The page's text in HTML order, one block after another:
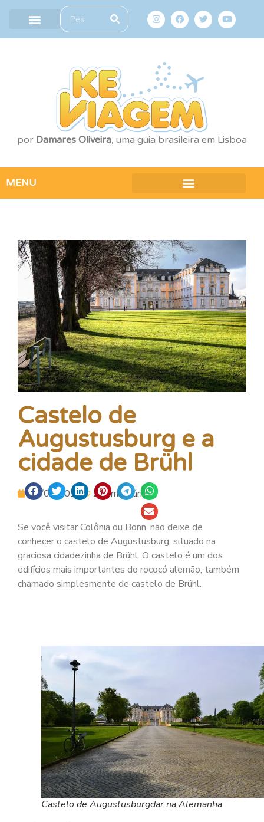
por Damares Oliveira, uma guia brasileira em Lisboa
MENU
Castelo de
Augustusburg e a
cidade de Brühl
17/05/2014 2 comentários.
Se você visitar Colônia ou Bonn, não deixe de
conhecer o castelo de Augustusburg, situado na
graciosa cidadezinha de Brühl. O castelo é um dos
edifícios mais importantes do rococó alemão, também
chamado simplesmente de castelo de Brühl.
Castelo de Augustusburgdar na Alemanha